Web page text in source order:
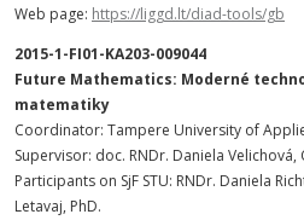
Web page: https://liggd.lt/diad-tools/gb
2015-1-FI01-KA203-009044
Future Mathematics: Moderné
matematiky
Coordinator: Tampere University of
Supervisor: doc. RNDr. Daniela Velichová,
Participants on SjF STU: RNDr. Daniela
Letavaj, PhD.